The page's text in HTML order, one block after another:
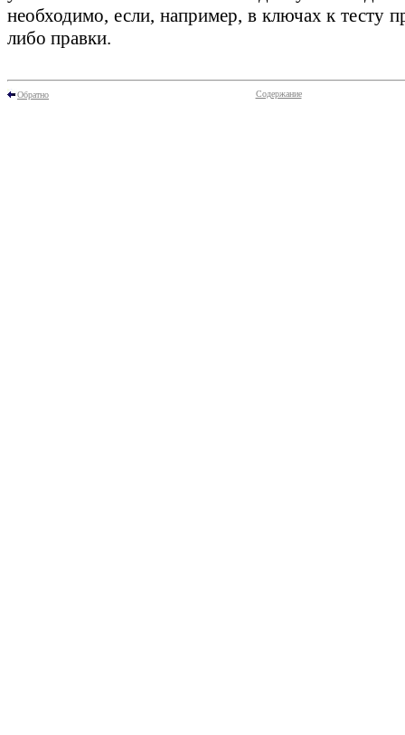
необходимо, если, например, в ключах к тесту
либо правки.
Обратно Содержание